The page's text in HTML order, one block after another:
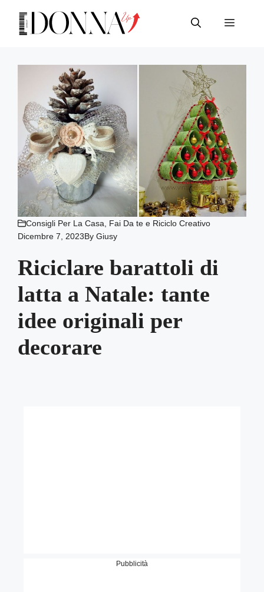
contenuto
Menu
Consigli Per La Casa, Fai Da te e Riciclo Creativo
Dicembre 7, 2023ByGiusy
Riciclare barattoli di
latta a Natale: tante
idee originali per
decorare
Pubblicità